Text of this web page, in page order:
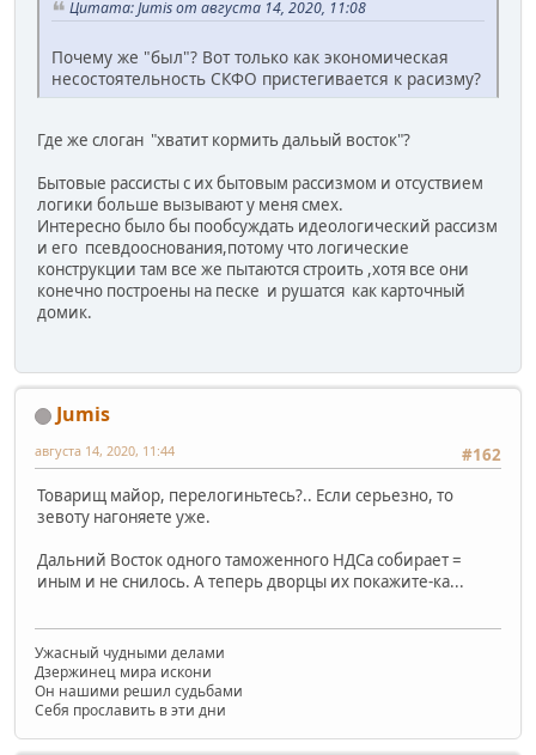
Цитата: Jumis от августа 14, 2020, 11:08
Почему же "был"? Вот только как экономическая
несостоятельность СКФО пристегивается к расизму?
Где же слоган "хватит кормить дальый восток"?
Бытовые рассисты с их бытовым рассизмом и отсуствием
логики больше вызывают у меня смех.
Интересно было бы пообсуждать идеологический рассизм
и его псевдооснования,потому что логические
конструкции там все же пытаются строить ,хотя все они
конечно построены на песке и рушатся как карточный
домик.
Jumis
#162
августа 14, 2020, 11:44
Товарищ майор, перелогиньтесь?.. Если серьезно, то
зевоту нагоняете уже.
Дальний Восток одного таможенного НДСа собирает =
иным и не снилось. А теперь дворцы их покажите-ка...
Ужасный чудными делами
Дзержинец мира искони
Он нашими решил судьбами
Себя прославить в эти дни